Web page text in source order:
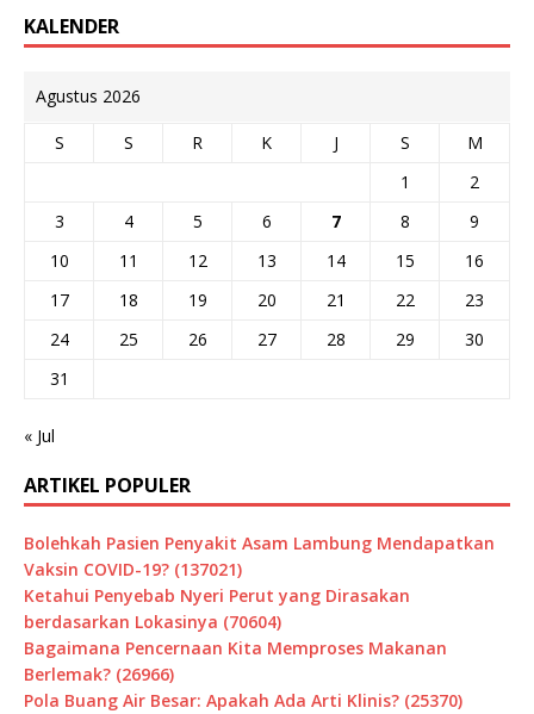
KALENDER
Agustus 2026
S S R K J S
M
1
2
3
4 5 6 7 8
9
10
11 12 13 14 15
16
17
18 19 20 21 22
23
24
25 26 27 28 29
30
31
« Jul
ARTIKEL POPULER
Bolehkah Pasien Penyakit Asam Lambung Mendapatkan
Vaksin COVID-19? (137021)
Ketahui Penyebab Nyeri Perut yang Dirasakan
berdasarkan Lokasinya (70604)
Bagaimana Pencernaan Kita Memproses Makanan
Berlemak? (26966)
Pola Buang Air Besar: Apakah Ada Arti Klinis? (25370)